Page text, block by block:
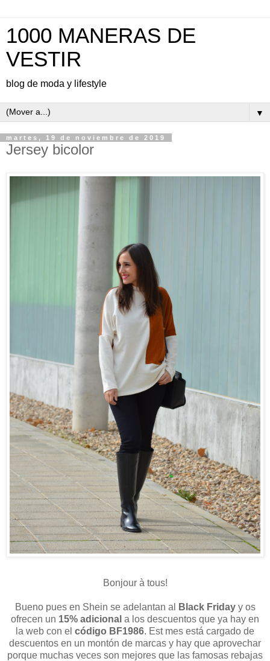
1000 MANERAS DE
VESTIR
blog de moda y lifestyle
▼
martes, 19 de noviembre de 2019
Jersey bicolor
Bonjour à tous!
Bueno pues en Shein se adelantan al Black Fridayy os
ofrecen un 15% adicional a los descuentos que ya hay en
la web con el código BF1986. Est mes está cargado de
descuentos en un montón de marcas y hay que aprovechar
porque muchas veces son mejores que las famosas rebajas